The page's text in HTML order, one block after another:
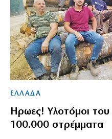
ΕΛΛΑΔΑ
Ηρωες! Υλοτόμοι
100.000 στρέμματα